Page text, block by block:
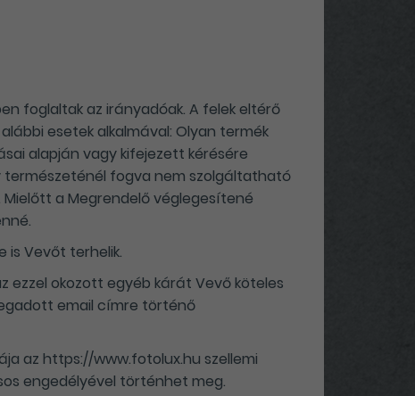
foglaltak az irányadóak. A felek eltérő
esetek alkalmával: Olyan termék
alapján vagy kifejezett kérésére
természeténél fogva nem szolgáltatható
Mielőtt a Megrendelő véglegesítené
is Vevőt terhelik.
ezzel okozott egyéb kárát Vevő köteles
email címre történő
az https://www.fotolux.hu szellemi
engedélyével történhet meg.